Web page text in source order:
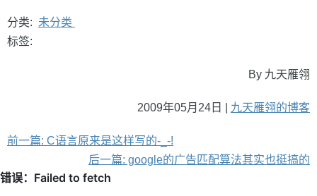
分类: 未分类
标签:
By 九天雁翎
2009年05月24日 | 九天雁翎的博客
前一篇: C语言原来是这样写的-_-!
后一篇: google的广告匹配算法其实也挺搞的